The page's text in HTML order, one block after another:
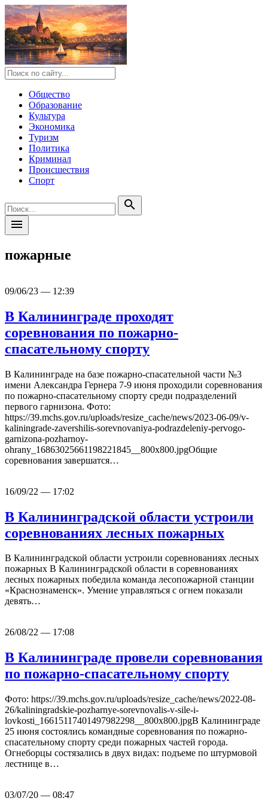
Общество
Образование
Культура
Экономика
Туризм
Политика
Криминал
Происшествия
Спорт
search
menu
пожарные
09/06/23 — 12:39
В Калининграде проходят
соревнования по пожарно-
спасательному спорту
В Калининграде на базе пожарно-спасательной части №3
имени Александра Гернера 7-9 июня проходили соревнования
по пожарно-спасательному спорту среди подразделений
первого гарнизона. Фото:
https://39.mchs.gov.ru/uploads/resize_cache/news/2023-06-09/v-
kaliningrade-zavershilis-sorevnovaniya-podrazdeleniy-pervogo-
garnizona-pozharnoy-
ohrany_16863025661198221845__800x800.jpgОбщие
соревнования завершатся…
16/09/22 — 17:02
В Калининградской области устроили
соревнованиях лесных пожарных
В Калининградской области устроили соревнованиях лесных
пожарных В Калининградской области в соревнованиях
лесных пожарных победила команда лесопожарной станции
«Краснознаменск». Умение управляться с огнем показали
девять…
26/08/22 — 17:08
В Калининграде провели соревнования
по пожарно-спасательному спорту
Фото: https://39.mchs.gov.ru/uploads/resize_cache/news/2022-08-
26/kaliningradskie-pozharnye-sorevnovalis-v-sile-i-
lovkosti_16615117401497982298__800x800.jpgВ Калининграде
25 июня состоялись командные соревнования по пожарно-
спасательному спорту среди пожарных частей города.
Огнеборцы состязались в двух видах: подъеме по штурмовой
лестнице в…
03/07/20 — 08:47